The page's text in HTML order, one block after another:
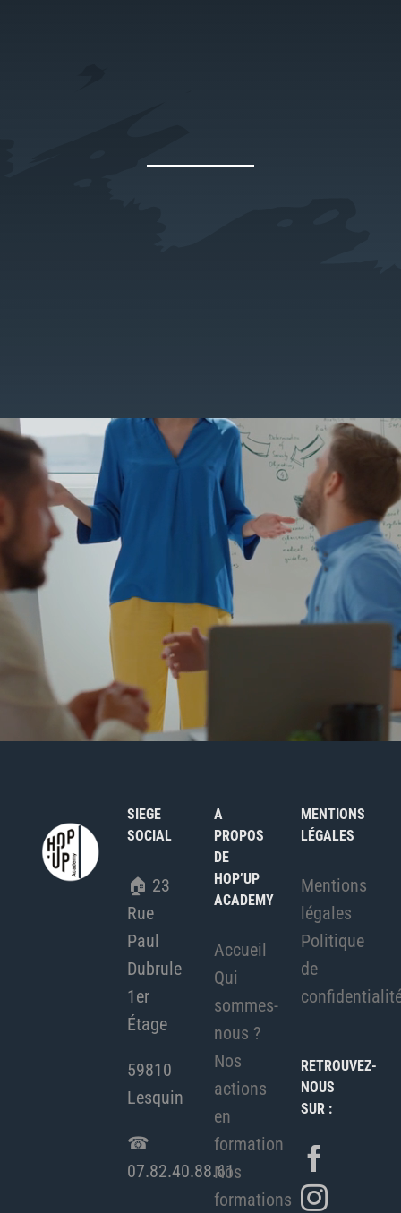
SIEGE
SOCIAL
🏠︎ 23
Rue
Paul
Dubrule
1er
Étage
59810
Lesquin
☎
07.82.40.88.61
A
PROPOS
DE
HOP’UP
ACADEMY
Accueil
Qui
sommes-
nous ?
Nos
actions
en
formation
Nos
formations
MENTIONS
LÉGALES
Mentions
légales
Politique
de
RETROUVEZ-
NOUS
SUR :